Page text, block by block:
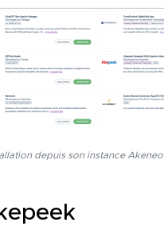
depuis son instance Akeneo